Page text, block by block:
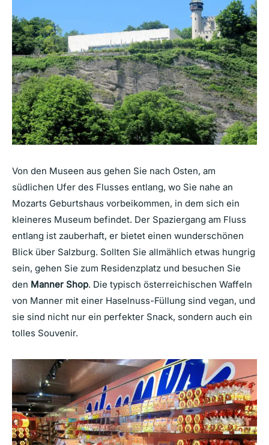
Von den Museen aus gehen Sie nach Osten, am
südlichen Ufer des Flusses entlang, wo Sie nahe an
Mozarts Geburtshaus vorbeikommen, in dem sich ein
kleineres Museum befindet. Der Spaziergang am Fluss
entlang ist zauberhaft, er bietet einen wunderschönen
Blick über Salzburg. Sollten Sie allmählich etwas hungrig
sein, gehen Sie zum Residenzplatz und besuchen Sie
den Manner Shop. Die typisch österreichischen Waffeln
von Manner mit einer Haselnuss-Füllung sind vegan, und
sie sind nicht nur ein perfekter Snack, sondern auch ein
tolles Souvenir.